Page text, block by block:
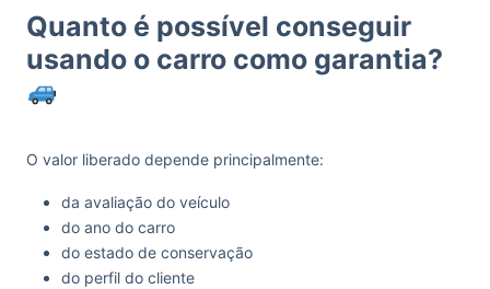
Quanto é possível conseguir
usando o carro como garantia?
O valor liberado depende principalmente:
da avaliação do veículo
do ano do carro
do estado de conservação
do perfil do cliente